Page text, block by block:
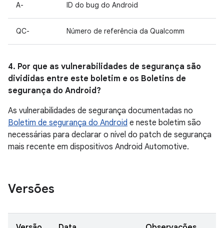
A- ID do bug do Android
QC- Número de referência da Qualcomm
4. Por que as vulnerabilidades de segurança são
divididas entre este boletim e os Boletins de
segurança do Android?
As vulnerabilidades de segurança documentadas no
Boletim de segurança do Android e neste boletim são
necessárias para declarar o nível do patch de segurança
mais recente em dispositivos Android Automotive.
Versões